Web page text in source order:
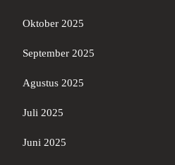
Oktober 2025
September 2025
Agustus 2025
Juli 2025
Juni 2025